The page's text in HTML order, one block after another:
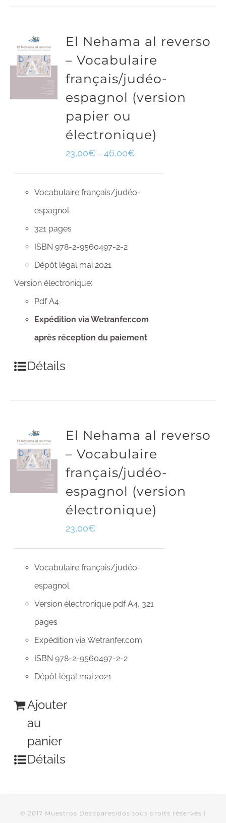
El Nehama al reverso
– Vocabulaire
français/judéo-
espagnol (version
papier ou
électronique)
23,00€ –46,00€
Vocabulaire français/judéo-
espagnol
321 pages
ISBN 978-2-9560497-2-2
Dépôt légal mai 2021
Version électronique:
Pdf A4
Expédition via Wetranfer.com
après réception du paiement
Détails
El Nehama al reverso
– Vocabulaire
français/judéo-
espagnol (version
électronique)
23,00€
Vocabulaire français/judéo-
espagnol
Version électronique pdf A4, 321
pages
Expédition via Wetranfer.com
ISBN 978-2-9560497-2-2
Dépôt légal mai 2021
Ajouter
au
panier
Détails
© 2017 Muestros Dezaparesidos tous droits réservés |